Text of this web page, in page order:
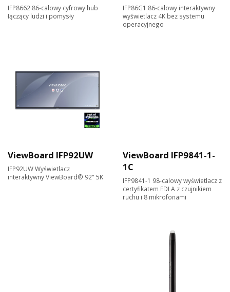
IFP8662 86-calowy cyfrowy hub
łączący ludzi i pomysły
IFP86G1 86-calowy interaktywny
wyświetlacz 4K bez systemu
operacyjnego
ViewBoard IFP92UW
IFP92UW Wyświetlacz
interaktywny ViewBoard® 92" 5K
ViewBoard IFP9841-1-
1C
IFP9841-1 98-calowy wyświetlacz z
certyfikatem EDLA z czujnikiem
ruchu i 8 mikrofonami